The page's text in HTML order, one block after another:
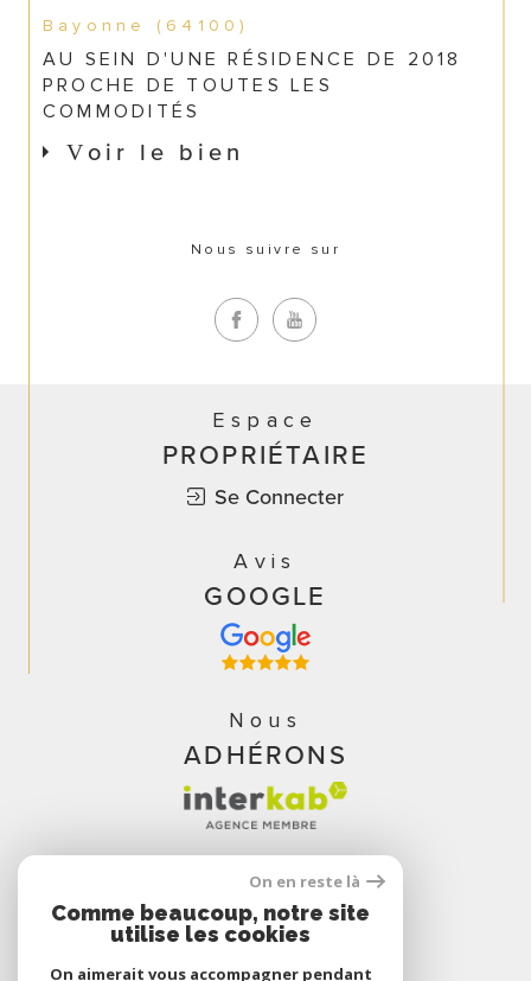
Bayonne (64100)
AU SEIN D'UNE RÉSIDENCE DE 2018
PROCHE DE TOUTES LES
COMMODITÉS
Voir le bien
Nous suivre sur
Espace
PROPRIÉTAIRE
Se Connecter
Avis
GOOGLE
Nous
ADHÉRONS
On en reste là
Comme beaucoup, notre site
utilise les cookies
On aimerait vous accompagner pendant